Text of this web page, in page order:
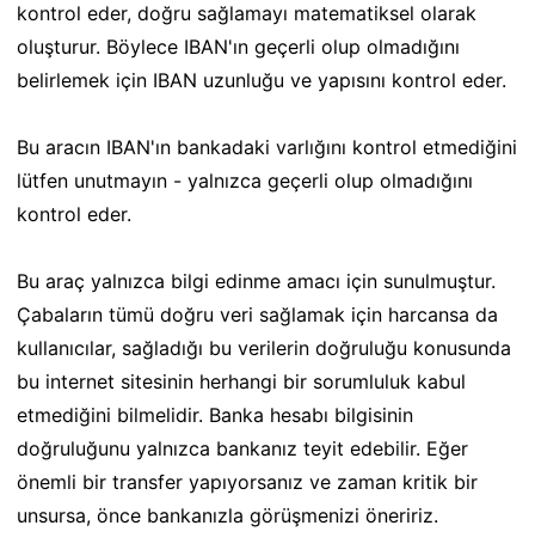
kontrol eder, doğru sağlamayı matematiksel olarak
oluşturur. Böylece IBAN'ın geçerli olup olmadığını
belirlemek için IBAN uzunluğu ve yapısını kontrol eder.
Bu aracın IBAN'ın bankadaki varlığını kontrol etmediğini
lütfen unutmayın - yalnızca geçerli olup olmadığını
kontrol eder.
Bu araç yalnızca bilgi edinme amacı için sunulmuştur.
Çabaların tümü doğru veri sağlamak için harcansa da
kullanıcılar, sağladığı bu verilerin doğruluğu konusunda
bu internet sitesinin herhangi bir sorumluluk kabul
etmediğini bilmelidir. Banka hesabı bilgisinin
doğruluğunu yalnızca bankanız teyit edebilir. Eğer
önemli bir transfer yapıyorsanız ve zaman kritik bir
unsursa, önce bankanızla görüşmenizi öneririz.